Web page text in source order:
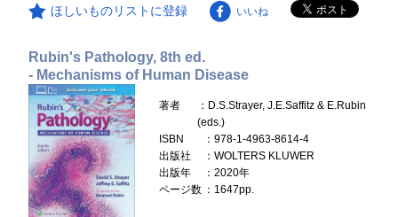
ほしいものリストに登録 いいね
Rubin's Pathology, 8th ed.
- Mechanisms of Human Disease
著者
：D.S.Strayer, J.E.Saffitz & E.Rubin
(eds.)
ISBN
：978-1-4963-8614-4
出版社
：WOLTERS KLUWER
出版年
：2020年
ページ数 ：1647pp.